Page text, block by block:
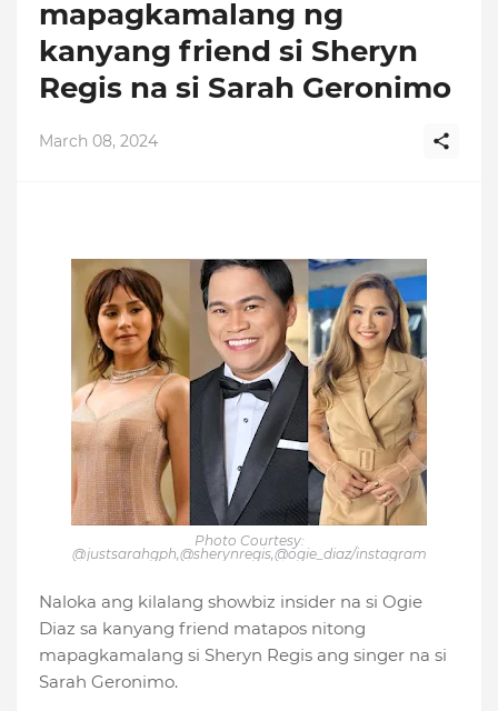
mapagkamalang ng
kanyang friend si Sheryn
Regis na si Sarah Geronimo
March 08, 2024
Photo Courtesy:
@justsarahgph,@sherynregis,@ogie_diaz/instagram
Naloka ang kilalang showbiz insider na si Ogie
Diaz sa kanyang friend matapos nitong
mapagkamalang si Sheryn Regis ang singer na si
Sarah Geronimo.